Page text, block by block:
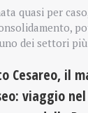
quasi per
dei settori
Cesareo, il
viaggio